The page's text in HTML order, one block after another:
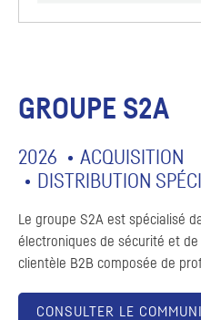
GROUPE S2A
2026
ACQUISITION
DISTRIBUTION
Le groupe S2A est spécialisé
électroniques de sécurité et
clientèle B2B composée de
CONSULTER LE